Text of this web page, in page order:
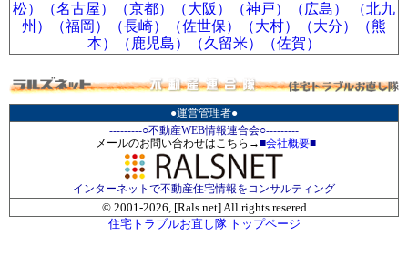
松）
（名古屋） （京都） （大阪） （神戸） （広島）
（北九
州）
（福岡） （長崎） （佐世保） （大村） （大分）
（熊
本）
（鹿児島） （久留米） （佐賀）
●運営管理者●
---------○不動産WEB情報連合会○---------
メールのお問い合わせはこちら→■会社概要■
-インターネットで不動産住宅情報をコンサルティング-
© 2001-2026, [Rals net] All rights resered
住宅トラブルお直し隊 トップページ